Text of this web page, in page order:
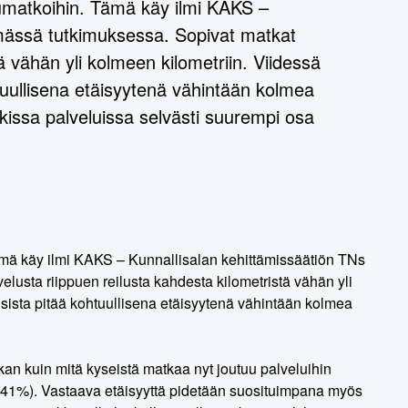
Tämä käy ilmi KAKS –
tutkimuksessa. Sopivat matkat
yli kolmeen kilometriin. Viidessä
etäisyytenä vähintään kolmea
palveluissa selvästi suurempi osa
käy ilmi KAKS – Kunnallisalan kehittämissäätiön TNs
riippuen reilusta kahdesta kilometristä vähän yli
pitää kohtuullisena etäisyytenä vähintään kolmea
kuin mitä kyseistä matkaa nyt joutuu palveluihin
Vastaava etäisyyttä pidetään suosituimpana myös